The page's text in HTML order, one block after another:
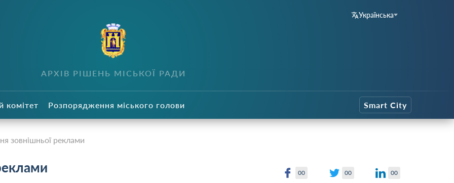
Українська
АРХІВ РІШЕНЬ МІСЬКОЇ РАДИ
комітет Розпорядження міського голови Smart City
зовнішньої реклами
00 00 00